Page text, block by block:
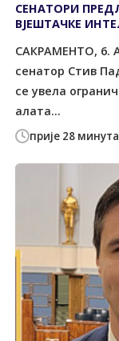
прије 28 минута
СЕНАТОРИ
ВЈЕШТАЧКЕ
САКРАМЕНТО, 6.
сенатор Стив
се увела
алата...